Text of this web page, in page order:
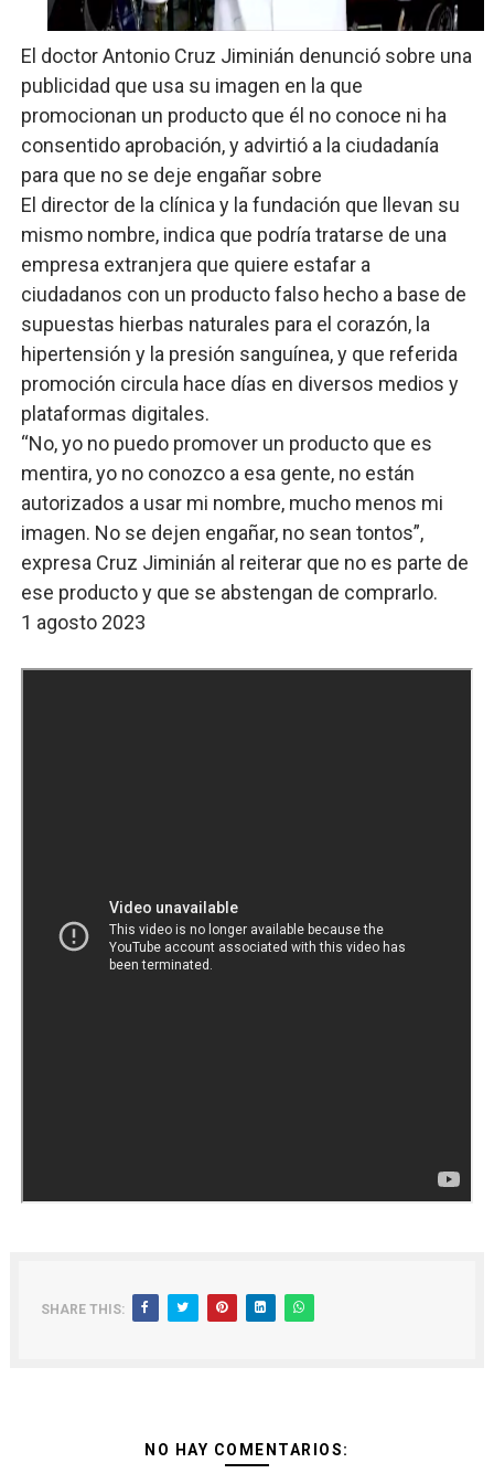
Restaurante Amigos es reconocido por sus cuatro
Banco Popular escala 17 posiciones en los mil
SNS y el SRSO actualizan Manual de Comunicación
Osiris de León responde a Roberto Tineo y a Yeisy
DGPCF: 55 años sembrando desarrollo y
El doctor Antonio Cruz Jiminián denunció sobre una
publicidad que usa su imagen en la que
promocionan un producto que él no conoce ni ha
consentido aprobación, y advirtió a la ciudadanía
para que no se deje engañar sobre
El director de la clínica y la fundación que llevan su
mismo nombre, indica que podría tratarse de una
empresa extranjera que quiere estafar a
ciudadanos con un producto falso hecho a base de
supuestas hierbas naturales para el corazón, la
hipertensión y la presión sanguínea, y que referida
promoción circula hace días en diversos medios y
plataformas digitales.
“No, yo no puedo promover un producto que es
mentira, yo no conozco a esa gente, no están
autorizados a usar mi nombre, mucho menos mi
imagen. No se dejen engañar, no sean tontos”,
expresa Cruz Jiminián al reiterar que no es parte de
ese producto y que se abstengan de comprarlo.
1 agosto 2023
SHARE THIS:
NO HAY COMENTARIOS: